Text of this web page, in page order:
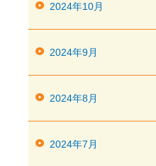
2024年10月
2024年9月
2024年8月
2024年7月